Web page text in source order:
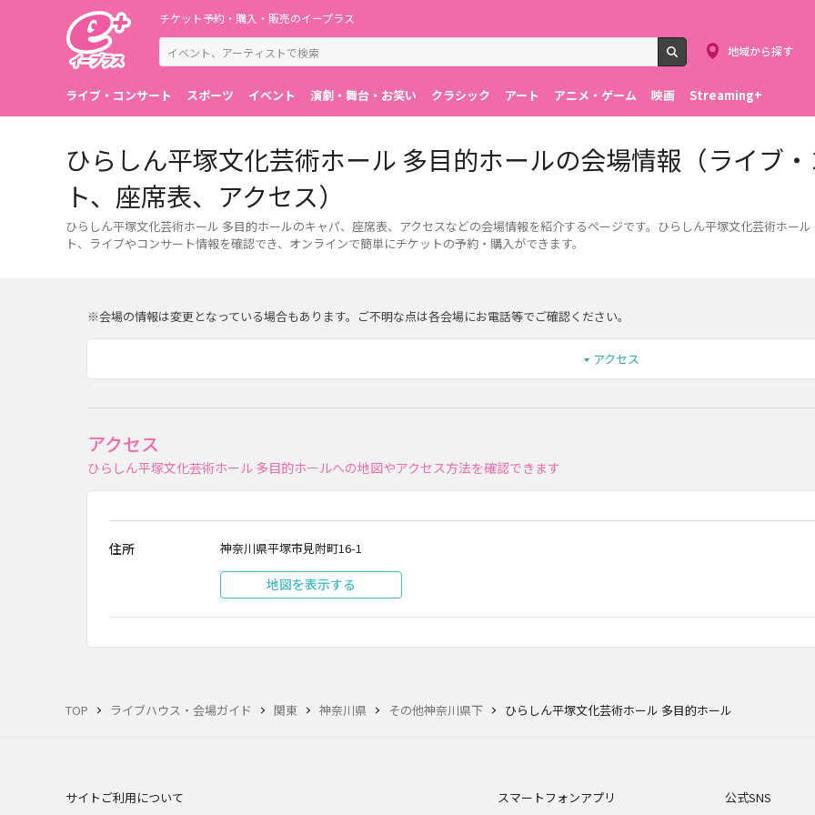
チケット予約・購入・販売のイープラス
検索
地域から探す
ライブ・コンサート スポーツ イベント 演劇・舞台・お笑い クラシック アート アニメ・ゲーム 映画 Streaming+
TOP ライブハウス・会場ガイド 関東 神奈川県 その他神奈川県下 ひらしん平塚文化芸術ホール 多目的ホール
ひらしん平塚文化芸術ホール 多目的ホールの会場情報（ライブ
ト、座席表、アクセス）
ひらしん平塚文化芸術ホール 多目的ホールのキャパ、座席表、アクセスなどの会場情報を紹介するページです。ひらしん平塚文化芸術ホー
ト、ライブやコンサート情報を確認でき、オンラインで簡単にチケットの予約・購入ができます。
※会場の情報は変更となっている場合もあります。ご不明な点は各会場にお電話等でご確認ください。
アクセス
アクセス
ひらしん平塚文化芸術ホール 多目的ホールへの地図やアクセス方法を確認できます
住所 神奈川県平塚市見附町16-1
地図を表示する
サイトご利用について スマートフォンアプリ 公式SNS